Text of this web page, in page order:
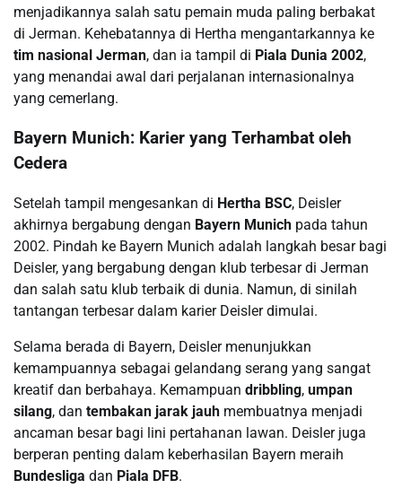
menjadikannya salah satu pemain muda paling berbakat
di Jerman. Kehebatannya di Hertha mengantarkannya ke
tim nasional Jerman, dan ia tampil di Piala Dunia 2002,
yang menandai awal dari perjalanan internasionalnya
yang cemerlang.
Bayern Munich: Karier yang Terhambat oleh
Cedera
Setelah tampil mengesankan di Hertha BSC, Deisler
akhirnya bergabung dengan Bayern Munich pada tahun
2002. Pindah ke Bayern Munich adalah langkah besar bagi
Deisler, yang bergabung dengan klub terbesar di Jerman
dan salah satu klub terbaik di dunia. Namun, di sinilah
tantangan terbesar dalam karier Deisler dimulai.
Selama berada di Bayern, Deisler menunjukkan
kemampuannya sebagai gelandang serang yang sangat
kreatif dan berbahaya. Kemampuan dribbling, umpan
silang, dan tembakan jarak jauh membuatnya menjadi
ancaman besar bagi lini pertahanan lawan. Deisler juga
berperan penting dalam keberhasilan Bayern meraih
Bundesliga dan Piala DFB.